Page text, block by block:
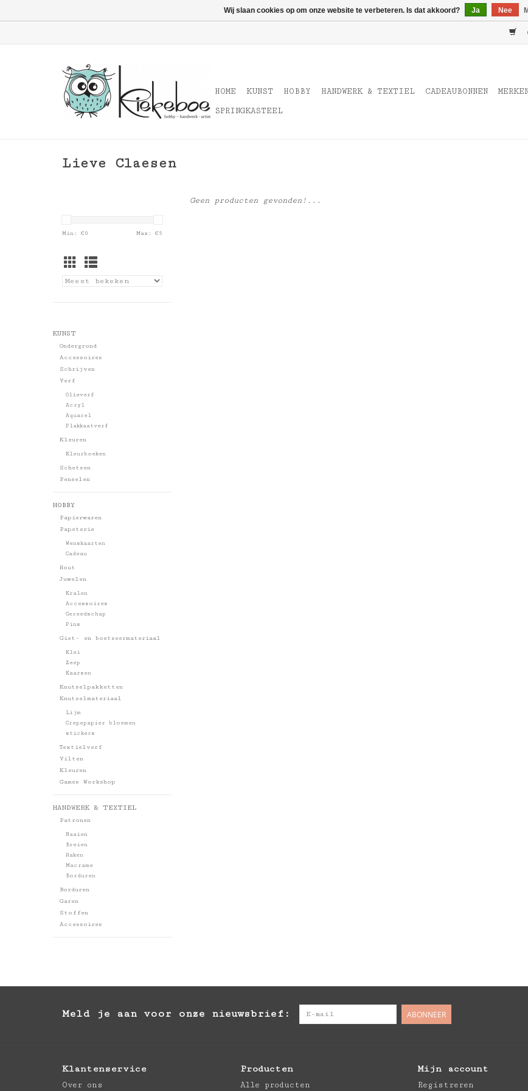
HOME KUNST HOBBY HANDWERK & TEXTIEL CADEAUBONNEN
SPRINGKASTEEL
Lieve Claesen
Min: €0 Max: €5
KUNST
Ondergrond
Accessoires
Schrijven
Verf
Olieverf
Acryl
Aquarel
Plakkaatverf
Kleuren
Kleurboeken
Schetsen
Penselen
HOBBY
Papierwaren
Papeterie
Wenskaarten
Cadeau
Hout
Juwelen
Kralen
Accessoires
Gereedschap
Pins
Giet- en boetseermateriaal
Klei
Zeep
Kaarsen
Knutselpakketten
Knutselmateriaal
Lijm
Crepepapier bloemen
stickers
Textielverf
Vilten
Kleuren
Games Workshop
HANDWERK & TEXTIEL
Patronen
Naaien
Breien
Haken
Macrame
Borduren
Borduren
Garen
Stoffen
Accessoires
Geen producten gevonden!...
Meld je aan voor onze nieuwsbrief: ABONNEER
Klantenservice
Over ons
Producten
Alle producten
Mijn account
Registreren
Wij slaan cookies op om onze website te verbeteren. Is dat akkoord? Ja Nee